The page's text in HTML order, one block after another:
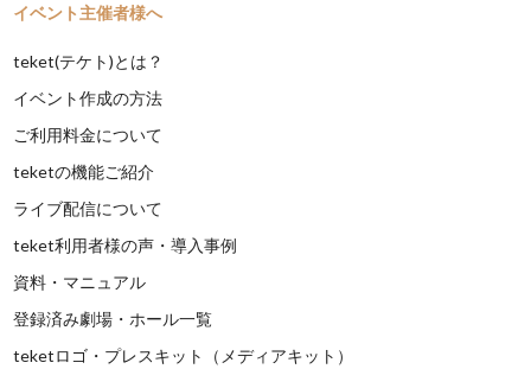
イベント主催者様へ
teket(テケト)とは？
イベント作成の方法
ご利用料金について
teketの機能ご紹介
ライブ配信について
teket利用者様の声・導入事例
資料・マニュアル
登録済み劇場・ホール一覧
teketロゴ・プレスキット（メディアキット）